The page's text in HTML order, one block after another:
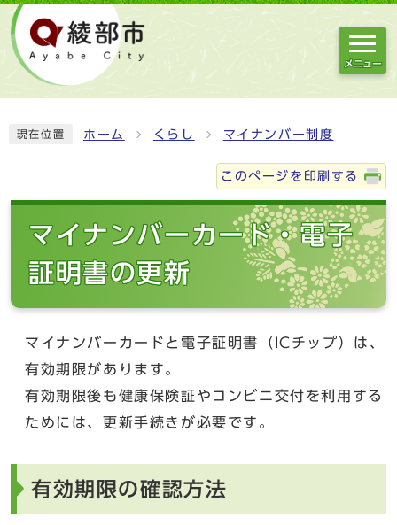
メニュー
現在位置 ホーム くらし マイナンバー制度
このページを印刷する
マイナンバーカード・電子
証明書の更新
マイナンバーカードと電子証明書（ICチップ）は、
有効期限があります。
有効期限後も健康保険証やコンビニ交付を利用する
ためには、更新手続きが必要です。
有効期限の確認方法